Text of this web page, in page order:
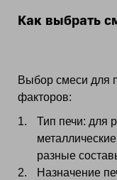
Как выбрать
Выбор смеси для
факторов:
Тип печи: для
разные
Назначение